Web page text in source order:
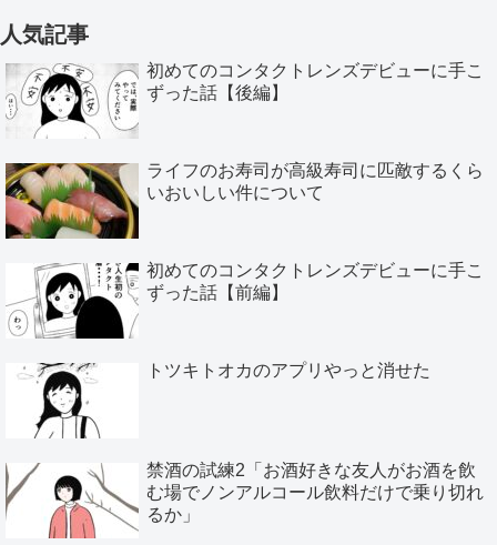
人気記事
初めてのコンタクトレンズデビューに手こ
ずった話【後編】
ライフのお寿司が高級寿司に匹敵するくら
いおいしい件について
初めてのコンタクトレンズデビューに手こ
ずった話【前編】
トツキトオカのアプリやっと消せた
禁酒の試練2「お酒好きな友人がお酒を飲
む場でノンアルコール飲料だけで乗り切れ
るか」